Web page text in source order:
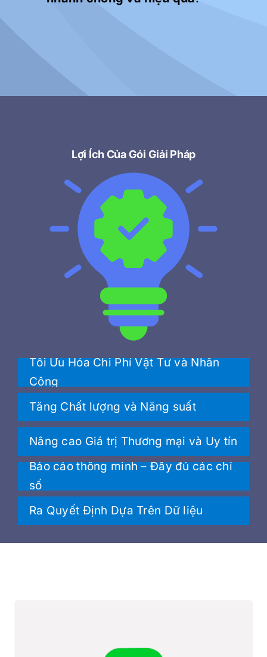
Lợi Ích Của Gói Giải Pháp
Tối Ưu Hóa Chi Phí Vật Tư và Nhân
Công
Tăng Chất lượng và Năng suất
Nâng cao Giá trị Thương mại và Uy tín
Báo cáo thông minh – Đầy đủ các chỉ
số
Ra Quyết Định Dựa Trên Dữ liệu